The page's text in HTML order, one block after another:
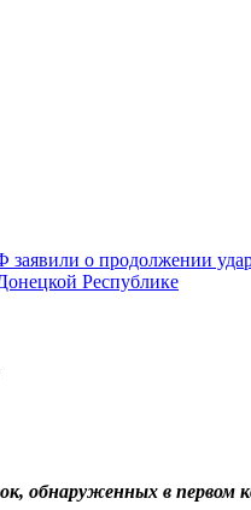
о продолжении
Республике
обнаруженных в первом